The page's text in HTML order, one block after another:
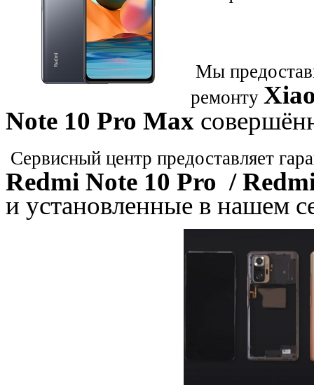
Мы
ремонту
Note 10 Pro Max
Сервисный центр предоставляет
Redmi Note 10 Pro /
и установленные в нашем